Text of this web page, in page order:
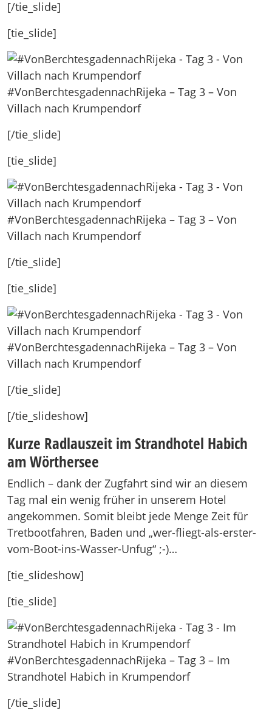
[/tie_slide]
[tie_slide]
#VonBerchtesgadennachRijeka – Tag 3 – Von
Villach nach Krumpendorf
[/tie_slide]
[tie_slide]
#VonBerchtesgadennachRijeka – Tag 3 – Von
Villach nach Krumpendorf
[/tie_slide]
[tie_slide]
#VonBerchtesgadennachRijeka – Tag 3 – Von
Villach nach Krumpendorf
[/tie_slide]
[/tie_slideshow]
Kurze Radlauszeit im Strandhotel Habich
am Wörthersee
Endlich – dank der Zugfahrt sind wir an diesem
Tag mal ein wenig früher in unserem Hotel
angekommen. Somit bleibt jede Menge Zeit für
Tretbootfahren, Baden und „wer-fliegt-als-erster-
vom-Boot-ins-Wasser-Unfug“ ;-)…
[tie_slideshow]
[tie_slide]
#VonBerchtesgadennachRijeka – Tag 3 – Im
Strandhotel Habich in Krumpendorf
[/tie_slide]